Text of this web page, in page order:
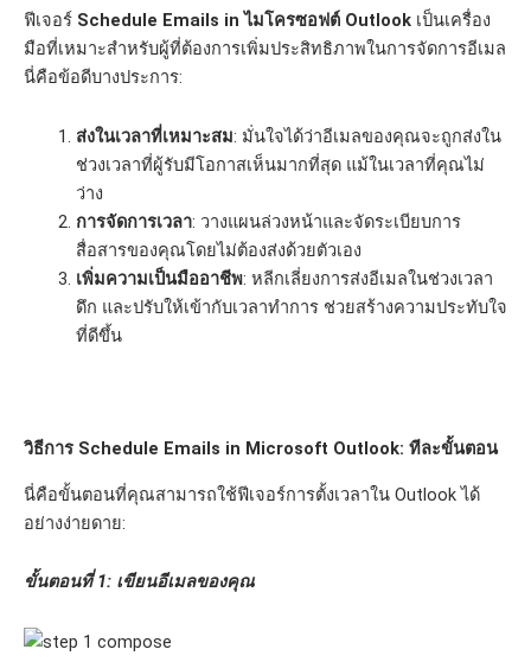
ฟีเจอร์ Schedule Emails in ไมโครซอฟต์ Outlook เป็นเครื่อง
มือที่เหมาะสำหรับผู้ที่ต้องการเพิ่มประสิทธิภาพในการจัดการอีเมล
นี่คือข้อดีบางประการ:
ส่งในเวลาที่เหมาะสม: มั่นใจได้ว่าอีเมลของคุณจะถูกส่งใน
ช่วงเวลาที่ผู้รับมีโอกาสเห็นมากที่สุด แม้ในเวลาที่คุณไม่
ว่าง
การจัดการเวลา: วางแผนล่วงหน้าและจัดระเบียบการ
สื่อสารของคุณโดยไม่ต้องส่งด้วยตัวเอง
เพิ่มความเป็นมืออาชีพ: หลีกเลี่ยงการส่งอีเมลในช่วงเวลา
ดึก และปรับให้เข้ากับเวลาทำการ ช่วยสร้างความประทับใจ
ที่ดีขึ้น
วิธีการ Schedule Emails in Microsoft Outlook: ทีละขั้นตอน
นี่คือขั้นตอนที่คุณสามารถใช้ฟีเจอร์การตั้งเวลาใน Outlook ได้
อย่างง่ายดาย:
ขั้นตอนที่ 1: เขียนอีเมลของคุณ